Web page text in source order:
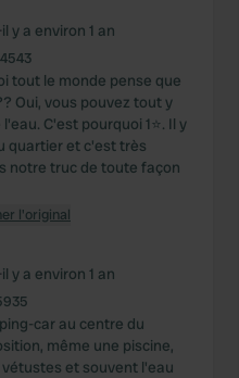
il y a environ 1 an
tout le monde pense que
Oui, vous pouvez tout y
C'est pourquoi 1⭐️. Il y
quartier et c'est très
notre truc de toute façon
l'original
il y a environ 1 an
car au centre du
même une piscine,
et souvent l'eau